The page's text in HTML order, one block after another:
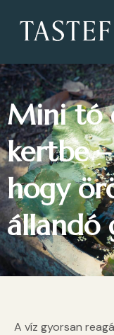
Mini tó
kertbe
hogy
állandó
A víz gyorsan